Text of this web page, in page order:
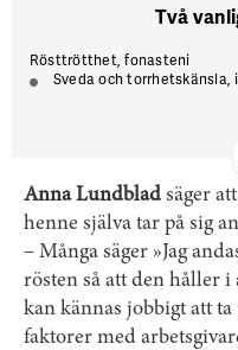
Två
Rösttrötthet, fonasteni
Sveda och torrhetskänsla,
Problemen brukar vara
Stämbandsknottror
Symtom som heshet,
Beror på svullnader på
långvarig ansträngning av
Drabbar mest kvinnor då
därmed slår ihop fler
Anna Lundblad säger
henne själva tar på sig
– Många säger »Jag
rösten så att den håller i
kan kännas jobbigt att
faktorer med